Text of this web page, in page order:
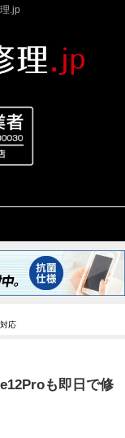
.jp
応
も即日で修